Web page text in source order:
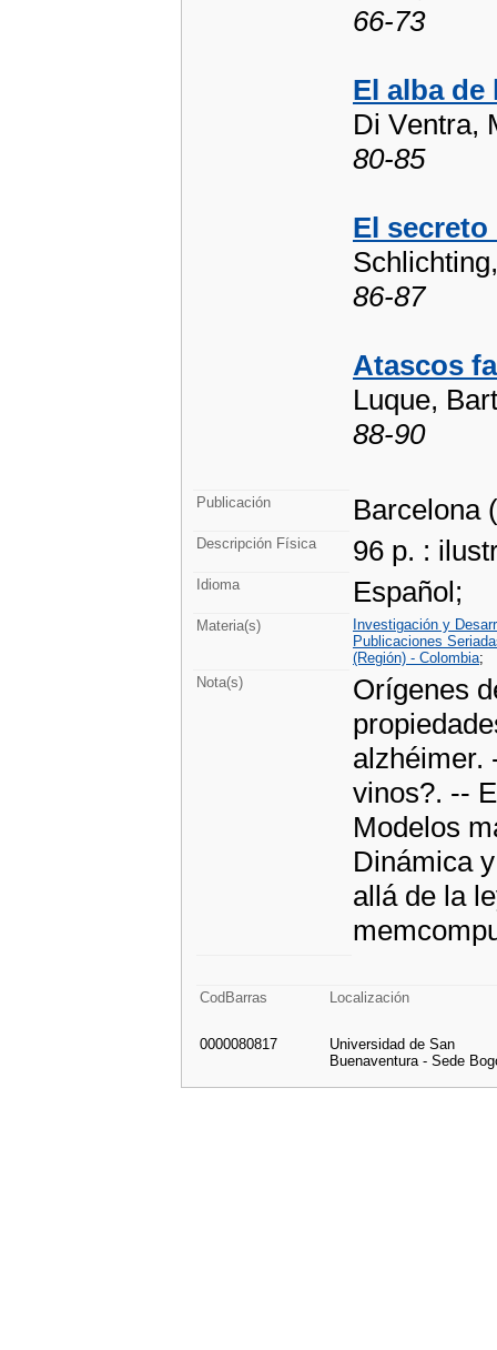
66-73
El alba
Di Ventra,
80-85
El
86-87
Atascos
Luque,
88-90
Publicación Barcelona
Descripción Física 96 p. :
Idioma Español;
Materia(s)
Investigación y
Publicaciones
(Región) - Colombia;
Nota(s)
Orígenes
alzhéimer.
vinos?. --
Modelos
Dinámica
allá de la
CodBarras Localización
0000080817
Universidad de San
Buenaventura - Sede